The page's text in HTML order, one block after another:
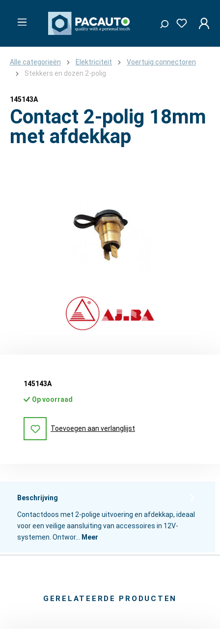
Alle categorieën Elektriciteit
Voertuig connectoren
Stekkers en dozen 2-polig
145143A
Contact 2-polig 18mm
met afdekkap
145143A
Op voorraad
Toevoegen aan verlanglijst
Beschrijving
Contactdoos met 2-polige uitvoering en afdekkap, ideaal
voor een veilige aansluiting van accessoires in 12V-
systemen. Ontwor…
Meer
GERELATEERDE PRODUCTEN